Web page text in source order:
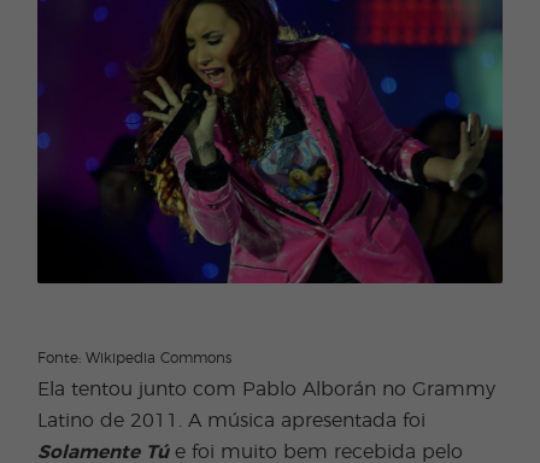
Fonte: Wikipedia Commons
Ela tentou junto com Pablo Alborán no Grammy
Latino de 2011. A música apresentada foi
Solamente Túe foi muito bem recebida pelo